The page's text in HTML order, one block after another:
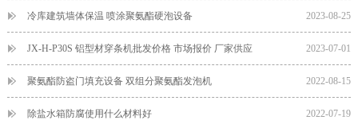
2023-08-25
冷库建筑墙体保温 喷涂聚氨酯硬泡设备
2023-07-01
JX-H-P30S 铝型材穿条机批发价格 市场报价 厂家供应
2022-08-15
聚氨酯防盗门填充设备 双组分聚氨酯发泡机
2022-07-19
除盐水箱防腐使用什么材料好